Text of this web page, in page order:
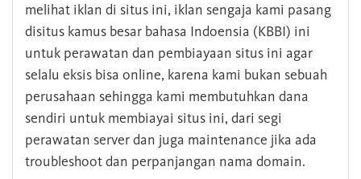
melihat iklan di situs ini, iklan sengaja kami pasang
disitus kamus besar bahasa Indoensia (KBBI) ini
untuk perawatan dan pembiayaan situs ini agar
selalu eksis bisa online, karena kami bukan sebuah
perusahaan sehingga kami membutuhkan dana
sendiri untuk membiayai situs ini, dari segi
perawatan server dan juga maintenance jika ada
troubleshoot dan perpanjangan nama domain.